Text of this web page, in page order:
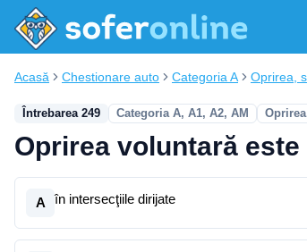
Acasă Chestionare auto Categoria A Oprirea,
Întrebarea 249 Categoria A, A1, A2, AM
Oprirea voluntară
A în intersecţiile dirijate